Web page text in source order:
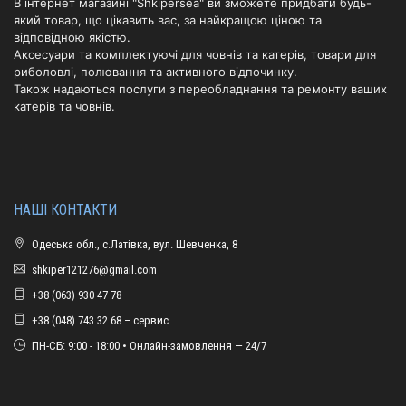
який товар, що цікавить вас, за найкращою ціною та
відповідною якістю.
Аксесуари та комплектуючі для човнів та катерів, товари для
риболовлі, полювання та активного відпочинку.
Також надаються послуги з переобладнання та ремонту ваших
катерів та човнів.
НАШІ КОНТАКТИ
Одеська обл., с.Латівка, вул. Шевченка, 8
shkiper121276@gmail.com
+38 (063) 930 47 78
+38 (048) 743 32 68 – сервис
ПН-СБ: 9:00 - 18:00 • Онлайн-замовлення — 24/7